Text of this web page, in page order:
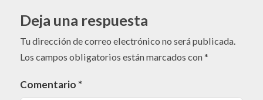
Deja una respuesta
Tu dirección de correo electrónico no será publicada.
Los campos obligatorios están marcados con*
Comentario *